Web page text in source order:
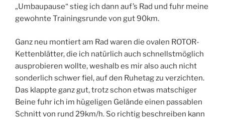
„Umbaupause“ stieg ich dann auf’s Rad und fuhr meine
gewohnte Trainingsrunde von gut 90km.
Ganz neu montiert am Rad waren die ovalen ROTOR-
Kettenblätter, die ich natürlich auch schnellstmöglich
ausprobieren wollte, weshalb es mir also auch nicht
sonderlich schwer fiel, auf den Ruhetag zu verzichten.
Das klappte ganz gut, trotz schon etwas matschiger
Beine fuhr ich im hügeligen Gelände einen passablen
Schnitt von rund 29km/h. So richtig beschreiben kann